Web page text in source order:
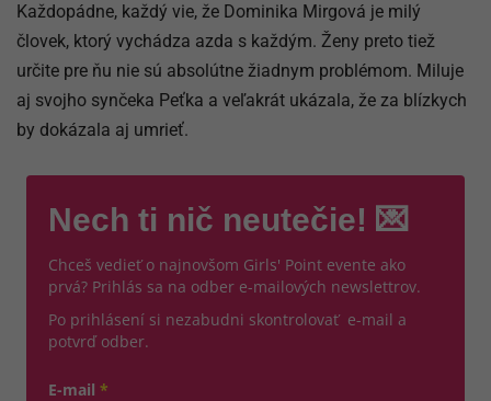
Každopádne, každý vie, že Dominika Mirgová je milý
človek, ktorý vychádza azda s každým. Ženy preto tiež
určite pre ňu nie sú absolútne žiadnym problémom. Miluje
aj svojho synčeka Peťka a veľakrát ukázala, že za blízkych
by dokázala aj umrieť.
Nech ti nič neutečie! 💌
Chceš vedieť o najnovšom Girls' Point evente ako
prvá? Prihlás sa na odber e-mailových newslettrov.
Po prihlásení si nezabudni skontrolovať e-mail a
potvrď odber.
E-mail *